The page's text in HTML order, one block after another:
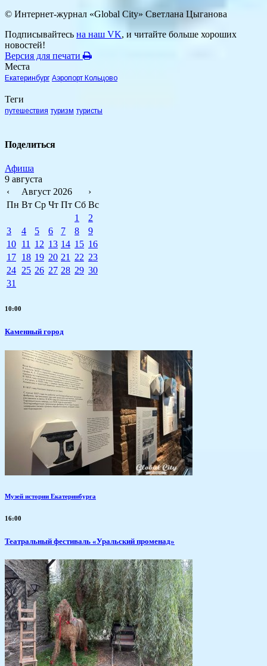
© Интернет-журнал «Global City» Светлана Цыганова
Подписывайтесь на наш VK, и читайте больше хороших
новостей!
Версия для печати
Места
Екатеринбург Аэропорт Кольцово
Теги
путешествия туризм туристы
Поделиться
Афиша
9 августа
‹
Август 2026
›
Пн Вт Ср Чт Пт Сб Вс
1
2
3
4 5 6 7 8
9
10 11 12 13 14 15 16
17 18 19 20 21 22 23
24 25 26 27 28 29 30
31
10:00
Каменный город
Музей истории Екатеринбурга
16:00
Театральный фестиваль «Уральский променад»